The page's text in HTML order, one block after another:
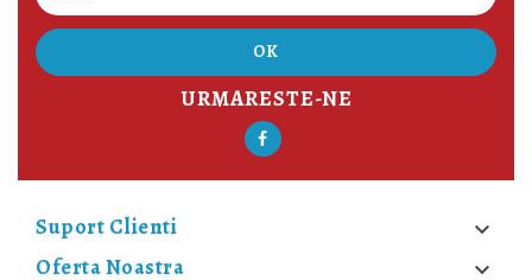
URMARESTE-NE
Suport Clienti

Oferta Noastra
